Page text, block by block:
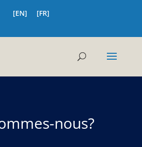
[EN] [FR]
nous?